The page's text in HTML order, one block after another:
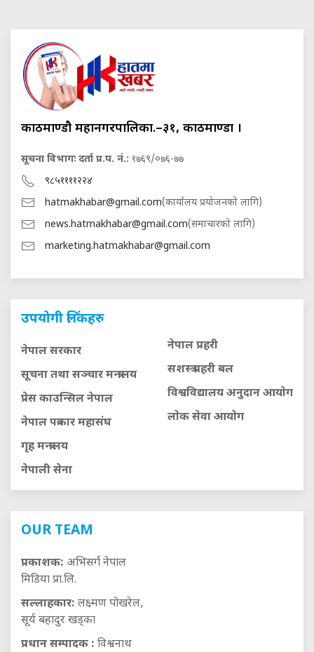
काठमाण्डौ महानगरपालिका.–३१, काठमाण्डौं ।
सूचना विभागः दर्ता प्र.प. नं.: १७६९/०७६-७७
९८५११११२२४
hatmakhabar@gmail.com(कार्यालय प्रयोजनको लागि)
news.hatmakhabar@gmail.com(समाचारको लागि)
marketing.hatmakhabar@gmail.com
उपयोगी लिंकहरु
नेपाल सरकार
सूचना तथा सञ्चार मन्त्रालय
प्रेस काउन्सिल नेपाल
नेपाल पत्रकार महासंघ
गृह मन्त्रालय
नेपाली सेना
नेपाल प्रहरी
सशस्त्र प्रहरी बल
विश्वविद्यालय अनुदान आयाेग
लाेक सेवा आयाेग
OUR TEAM
प्रकाशक: अभिसर्ग नेपाल
मिडिया प्रा.लि.
सल्लाहकार: लक्ष्मण पोखरेल,
सूर्य बहादुर खड्का
प्रधान सम्पादक : विश्वनाथ